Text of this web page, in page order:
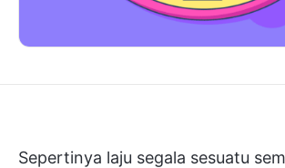
Sepertinya laju segala sesuatu